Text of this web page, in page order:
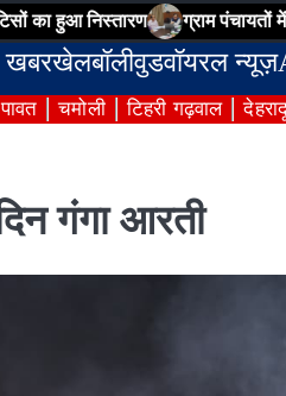
ग्राम पंचायतों में ठोस
खबरखेलबॉलीवुडवॉयरल न्यूज़
चमोली टिहरी गढ़वाल
गंगा आरती